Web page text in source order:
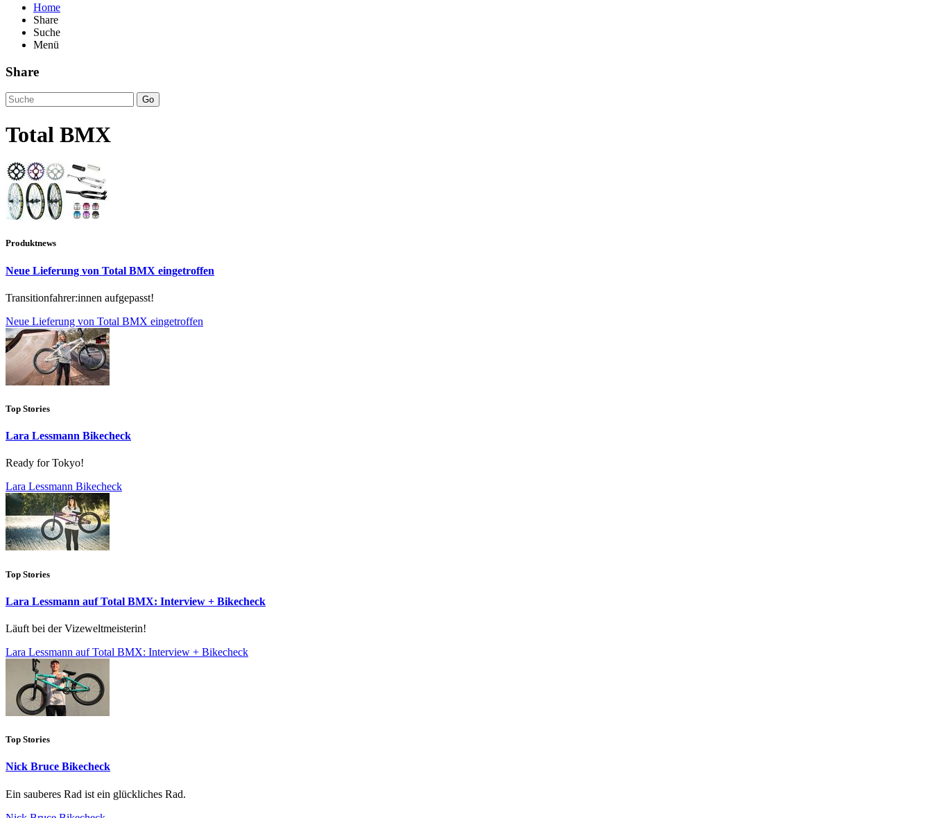
Home
Share
Suche
Menü
Share
Go
Total BMX
Produktnews
Neue Lieferung von Total BMX eingetroffen
Transitionfahrer:innen aufgepasst!
Neue Lieferung von Total BMX eingetroffen
Top Stories
Lara Lessmann Bikecheck
Ready for Tokyo!
Lara Lessmann Bikecheck
Top Stories
Lara Lessmann auf Total BMX: Interview + Bikecheck
Läuft bei der Vizeweltmeisterin!
Lara Lessmann auf Total BMX: Interview + Bikecheck
Top Stories
Nick Bruce Bikecheck
Ein sauberes Rad ist ein glückliches Rad.